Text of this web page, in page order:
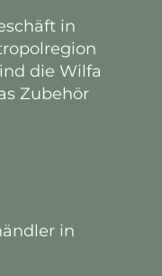
in
die Wilfa
Zubehör
in